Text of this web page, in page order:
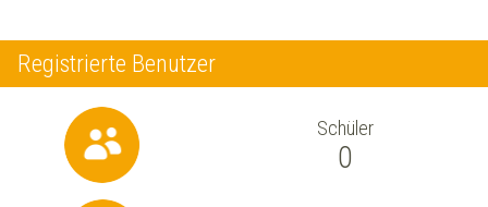
Registrierte Benutzer
Schüler
0